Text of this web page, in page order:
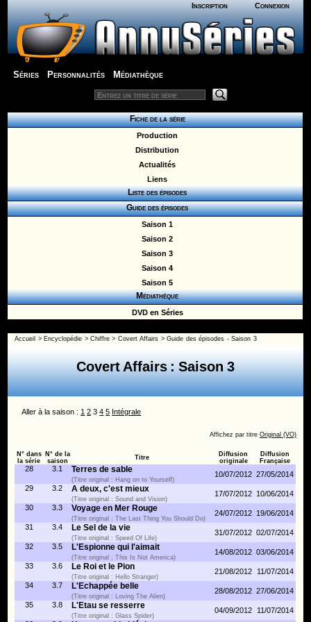
Inscription Connexion
Séries Personnalités Médiathèque
Fiche de la série
Production
Distribution
Actualités
Liens
Liste des épisodes
Guide des épisodes
Saison 1
Saison 2
Saison 3
Saison 4
Saison 5
Médiathèque
DVD en Séries
Accueil > Encyclopédie >Chiffre > Covert Affairs >Guide des épisodes - Saison 3
Covert Affairs : Saison 3
Aller à la saison : 1 2 34 5 Intégrale
Affichez par titre Original (VO)
N° dans
la série
N° de la
saison
Titre
Diffusion
originale
Diffusion
Française
28 3.1 Terres de sable
(Titre original : Hang on to Yourself)
10/07/2012 27/05/2014
29
3.2 A deux, c'est mieux
(Titre original : Sound and Vision)
17/07/2012 10/06/2014
30
3.3 Voyage en Mer Rouge
(Titre original : The Last Thing You Should Do)
24/07/2012 19/06/2014
31
3.4 Le Sel de la vie
(Titre original : Speed Of Life)
31/07/2012 02/07/2014
32
3.5 L'Espionne qui l'aimait
(Titre original : This Is Not America)
14/08/2012 03/06/2014
33
3.6 Le Roi et le Pion
(Titre original : Hello Stranger)
21/08/2012
11/07/2014
34
3.7 L'Echappée belle
(Titre original : Loving The Alien)
28/08/2012 27/06/2014
35
3.8 L'Etau se resserre
(Titre original : Glass Spider)
04/09/2012
11/07/2014